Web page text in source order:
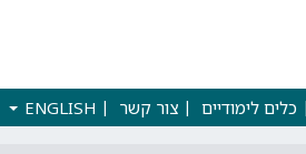
כלים לימודיים צור קשר ENGLISH